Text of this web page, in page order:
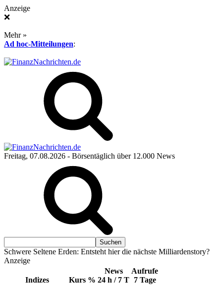
Anzeige
❌
Mehr »
Ad hoc-Mitteilungen:
Freitag, 07.08.2026 - Börsentäglich über 12.000 News
Schwere Seltene Erden: Entsteht hier die nächste Milliardenstory?
Anzeige
Indizes Kurs %
News
24 h / 7 T
Aufrufe
7 Tage